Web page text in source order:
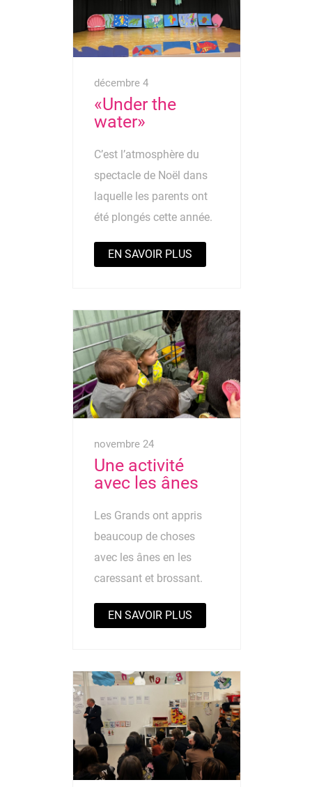
décembre 4
«Under the
water»
C’est l’atmosphère du
spectacle de Noël dans
laquelle les parents ont
été plongés cette année.
EN SAVOIR PLUS
novembre 24
Une activité
avec les ânes
Les Grands ont appris
beaucoup de choses
avec les ânes en les
caressant et brossant.
EN SAVOIR PLUS